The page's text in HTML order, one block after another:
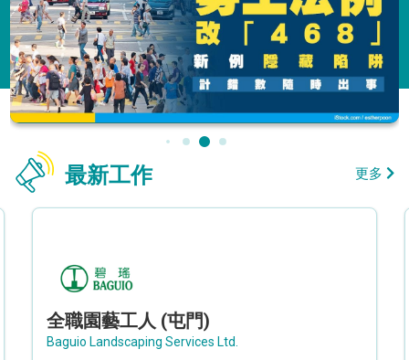
最新工作 更多
全職園藝工人 (屯門)
Baguio Landscaping Services Ltd.